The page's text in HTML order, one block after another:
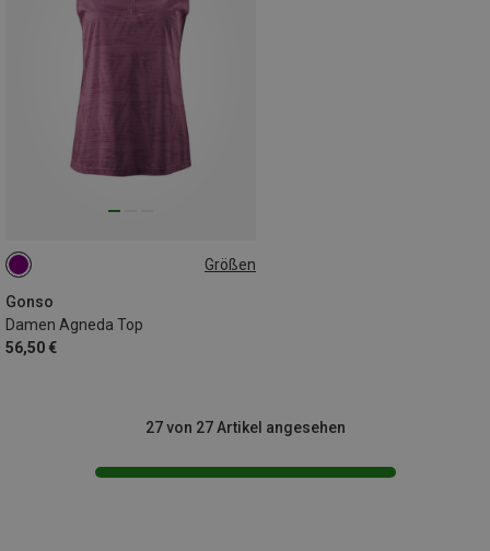
Größen
Gonso
Damen Agneda Top
56,50 €
S
27 von 27 Artikel angesehen